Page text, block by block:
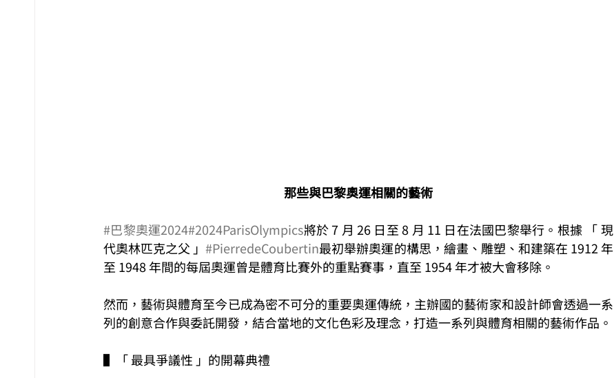
那些與巴黎奧運相關的藝術
#巴黎奧運2024#2024ParisOlympics將於 7 月 26 日至 8 月 11 日在法國巴黎舉行。根據 「 現
代奧林匹克之父 」#PierredeCoubertin最初舉辦奧運的構思，繪畫、雕塑、和建築在 1912 年
至 1948 年間的每屆奧運曾是體育比賽外的重點賽事，直至 1954 年才被大會移除。
然而，藝術與體育至今已成為密不可分的重要奧運傳統，主辦國的藝術家和設計師會透過一系
列的創意合作與委託開發，結合當地的文化色彩及理念，打造一系列與體育相關的藝術作品。
▌「 最具爭議性 」的開幕典禮